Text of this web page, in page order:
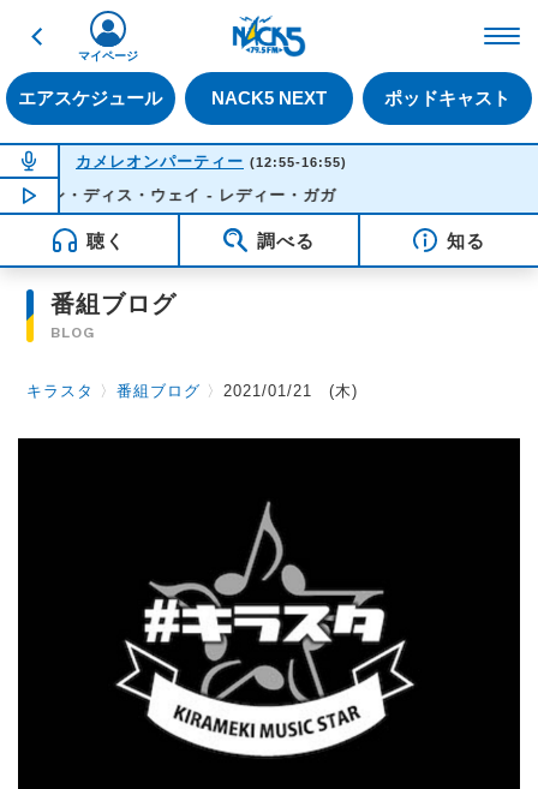
戻る
エアスケジュール NACK5 NEXT ポッドキャスト
マイページ
NOW ON AIR
カメレオンパーティー (12:55-16:55)
NOW PLAYING14:41
ーン・ディス・ウェイ - レディー・ガガ
聴く 調べる 知る
番組ブログ
BLOG
キラスタ 〉番組ブログ 〉2021/01/21 (木)